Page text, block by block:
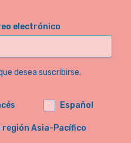
electrónico
desea suscribirse.
Español
región Asia-Pacífico